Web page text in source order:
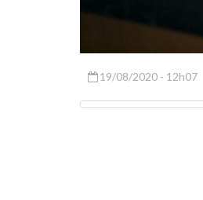
19/08/2020 - 12h07